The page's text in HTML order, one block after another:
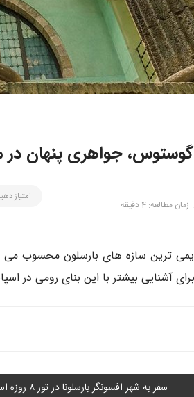
جواهری پنهان در
زمان مطالعه: 4 دقیقه
امتیاز
ترین سازه های بارسلون محسوب
آشنایی بیشتر با این بنای رومی در
سفر به شهر افسونگر بارسلونا در تور ۸ روزه اسپانیا